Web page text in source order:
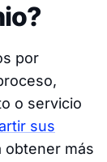
por
o servicio
sus
obtener más